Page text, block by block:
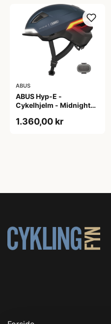
ABUS
ABUS Hyp-E -
Cykelhjelm - Midnight
1.360,00 kr